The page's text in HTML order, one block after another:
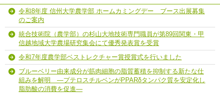
令和8年度 信州大学農学部 ホームカミングデー ブース出展募集
のご案内
統合技術院（農学部）の杉山大地技術専門職員が第89回関東・甲
信越地域大学農場研究集会にて優秀発表賞を受賞
令和7年度農学部ベストレクチャー賞授賞式を行いました
ブルーベリー由来成分が筋肉細胞の脂質蓄積を抑制する新たな仕
組みを解明 ―プテロスチルベンがPPARδタンパク質を安定化し
脂肪酸の消費を促進―